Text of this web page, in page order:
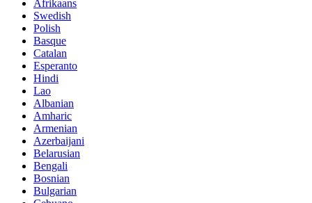
Afrikaans
Swedish
Polish
Basque
Catalan
Esperanto
Hindi
Lao
Albanian
Amharic
Armenian
Azerbaijani
Belarusian
Bengali
Bosnian
Bulgarian